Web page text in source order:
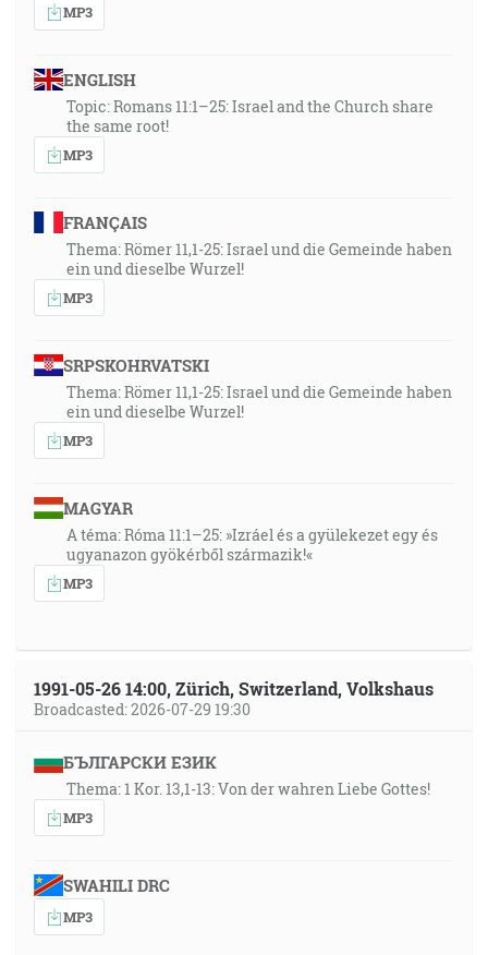
MP3
ENGLISH
Topic: Romans 11:1–25: Israel and the Church share
the same root!
MP3
FRANÇAIS
Thema: Römer 11,1-25: Israel und die Gemeinde haben
ein und dieselbe Wurzel!
MP3
SRPSKOHRVATSKI
Thema: Römer 11,1-25: Israel und die Gemeinde haben
ein und dieselbe Wurzel!
MP3
MAGYAR
A téma: Róma 11:1–25: »Izráel és a gyülekezet egy és
ugyanazon gyökérből származik!«
MP3
1991-05-26 14:00, Zürich, Switzerland, Volkshaus
Broadcasted: 2026-07-29 19:30
БЪЛГАРСКИ ЕЗИК
Thema: 1 Kor. 13,1-13: Von der wahren Liebe Gottes!
MP3
SWAHILI DRC
MP3